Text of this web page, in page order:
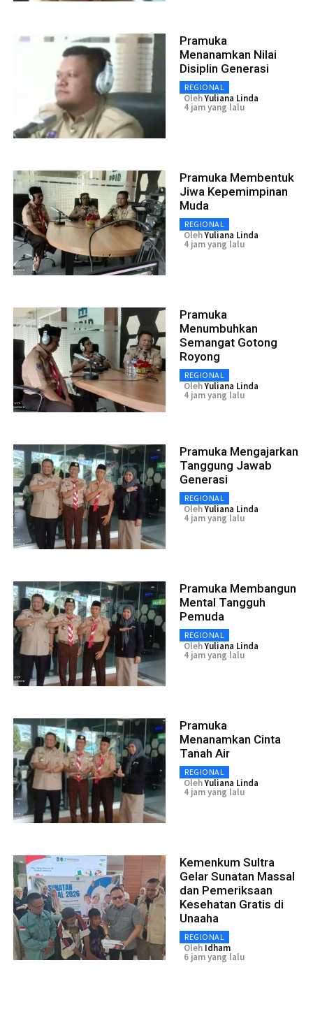
Pramuka
Menanamkan Nilai
Disiplin Generasi
REGIONAL
OlehYuliana Linda
4 jam yang lalu
Pramuka Membentuk
Jiwa Kepemimpinan
Muda
REGIONAL
OlehYuliana Linda
4 jam yang lalu
Pramuka
Menumbuhkan
Semangat Gotong
Royong
REGIONAL
OlehYuliana Linda
4 jam yang lalu
Pramuka Mengajarkan
Tanggung Jawab
Generasi
REGIONAL
OlehYuliana Linda
4 jam yang lalu
Pramuka Membangun
Mental Tangguh
Pemuda
REGIONAL
OlehYuliana Linda
4 jam yang lalu
Pramuka
Menanamkan Cinta
Tanah Air
REGIONAL
OlehYuliana Linda
4 jam yang lalu
Kemenkum Sultra
Gelar Sunatan Massal
dan Pemeriksaan
Kesehatan Gratis di
Unaaha
REGIONAL
Oleh Idham
6 jam yang lalu